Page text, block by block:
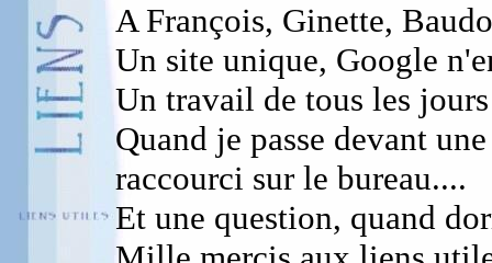
A François, Ginette,
Un site unique, Google
Un travail de tous les
Quand je passe devant
raccourci sur le bureau....
Et une question, quand